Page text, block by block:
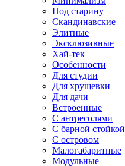
Под старину
Скандинавские
Элитные
Эксклюзивные
Хай-тек
Особенности
Для студии
Для хрущевки
Для дачи
Встроенные
С антресолями
С барной стойкой
С островом
Малогабаритные
Модульные